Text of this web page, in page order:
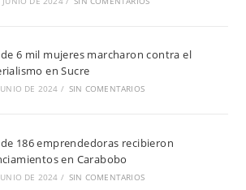
6 mil mujeres marcharon contra el
en Sucre
DE 2024 / SIN COMENTARIOS
186 emprendedoras recibieron
en Carabobo
DE 2024 / SIN COMENTARIOS